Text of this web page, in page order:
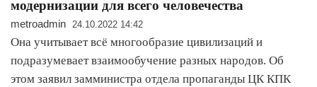
модернизации для всего человечества
metroadmin 24.10.2022 14:42
Она учитывает всё многообразие цивилизаций и
подразумевает взаимообучение разных народов. Об
этом заявил замминистра отдела пропаганды ЦК КПК